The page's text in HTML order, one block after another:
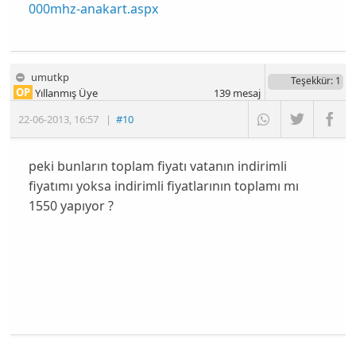
000mhz-anakart.aspx
umutkp
22-06-2013, 16:57 |#10
OP Yıllanmış Üye
Teşekkür: 1
139mesaj
peki bunların toplam fiyatı vatanın indirimli
fiyatımı yoksa indirimli fiyatlarının toplamı mı
1550 yapıyor ?